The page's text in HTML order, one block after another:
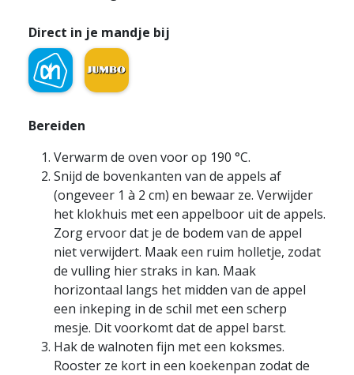
Direct in je mandje bij
Bereiden
Verwarm de oven voor op 190 °C.
Snijd de bovenkanten van de appels af
(ongeveer 1 à 2 cm) en bewaar ze. Verwijder
het klokhuis met een appelboor uit de appels.
Zorg ervoor dat je de bodem van de appel
niet verwijdert. Maak een ruim holletje, zodat
de vulling hier straks in kan. Maak
horizontaal langs het midden van de appel
een inkeping in de schil met een scherp
mesje. Dit voorkomt dat de appel barst.
Hak de walnoten fijn met een koksmes.
Rooster ze kort in een koekenpan zodat de